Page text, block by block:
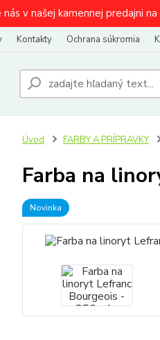
v našej kamennej predajni
Kontakty Ochrana súkromia
Úvod FARBY A PRÍPRAVKY
Farba na
Novinka